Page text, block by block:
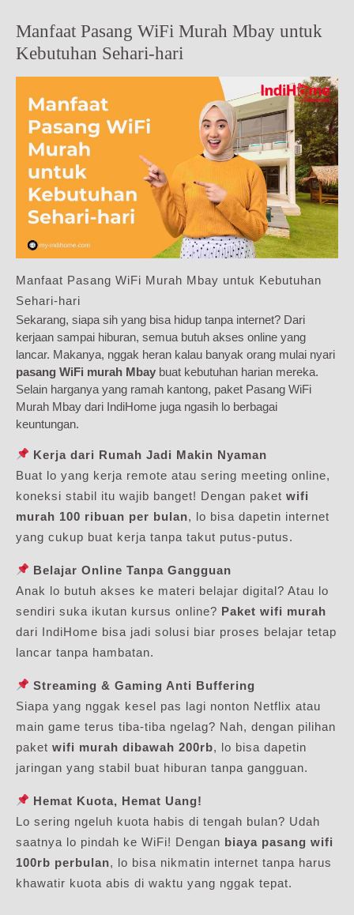
Manfaat Pasang WiFi Murah Mbay untuk
Kebutuhan Sehari-hari
Manfaat Pasang WiFi Murah Mbay untuk Kebutuhan
Sehari-hari
Sekarang, siapa sih yang bisa hidup tanpa internet? Dari
kerjaan sampai hiburan, semua butuh akses online yang
lancar. Makanya, nggak heran kalau banyak orang mulai nyari
pasang WiFi murah Mbay buat kebutuhan harian mereka.
Selain harganya yang ramah kantong, paket Pasang WiFi
Murah Mbay dari IndiHome juga ngasih lo berbagai
keuntungan.
Kerja dari Rumah Jadi Makin Nyaman
Buat lo yang kerja remote atau sering meeting online,
koneksi stabil itu wajib banget! Dengan paket wifi
murah 100 ribuan per bulan, lo bisa dapetin internet
yang cukup buat kerja tanpa takut putus-putus.
Belajar Online Tanpa Gangguan
Anak lo butuh akses ke materi belajar digital? Atau lo
sendiri suka ikutan kursus online? Paket wifi murah
dari IndiHome bisa jadi solusi biar proses belajar tetap
lancar tanpa hambatan.
Streaming & Gaming Anti Buffering
Siapa yang nggak kesel pas lagi nonton Netflix atau
main game terus tiba-tiba ngelag? Nah, dengan pilihan
paket wifi murah dibawah 200rb, lo bisa dapetin
jaringan yang stabil buat hiburan tanpa gangguan.
Hemat Kuota, Hemat Uang!
Lo sering ngeluh kuota habis di tengah bulan? Udah
saatnya lo pindah ke WiFi! Dengan biaya pasang wifi
100rb perbulan, lo bisa nikmatin internet tanpa harus
khawatir kuota abis di waktu yang nggak tepat.